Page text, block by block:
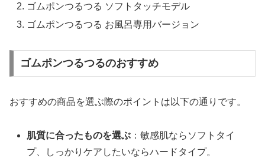
ゴムポンつるつる ソフトタッチモデル
ゴムポンつるつる お風呂専用バージョン
ゴムポンつるつるのおすすめ
おすすめの商品を選ぶ際のポイントは以下の通りです。
肌質に合ったものを選ぶ ：敏感肌ならソフトタイ
プ、しっかりケアしたいならハードタイプ。